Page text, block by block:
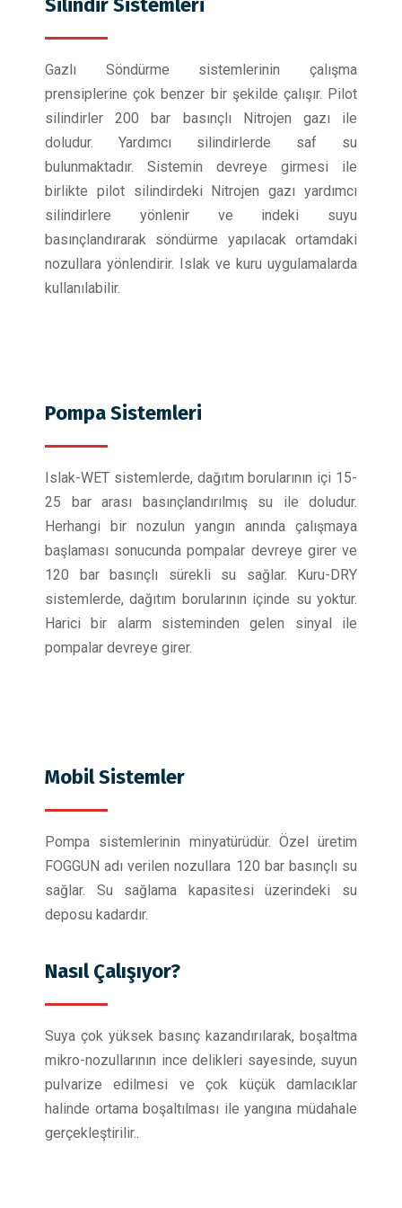
Gazlı Söndürme sistemlerinin çalışma
prensiplerine çok benzer bir şekilde çalışır. Pilot
silindirler 200 bar basınçlı Nitrojen gazı ile
doludur. Yardımcı silindirlerde saf su
bulunmaktadır. Sistemin devreye girmesi ile
birlikte pilot silindirdeki Nitrojen gazı yardımcı
silindirlere yönlenir ve indeki suyu
basınçlandırarak söndürme yapılacak ortamdaki
nozullara yönlendirir. Islak ve kuru uygulamalarda
kullanılabilir.
Pompa Sistemleri
Islak-WET sistemlerde, dağıtım borularının içi 15-
25 bar arası basınçlandırılmış su ile doludur.
Herhangi bir nozulun yangın anında çalışmaya
başlaması sonucunda pompalar devreye girer ve
120 bar basınçlı sürekli su sağlar. Kuru-DRY
sistemlerde, dağıtım borularının içinde su yoktur.
Harici bir alarm sisteminden gelen sinyal ile
pompalar devreye girer.
Mobil Sistemler
Pompa sistemlerinin minyatürüdür. Özel üretim
FOGGUN adı verilen nozullara 120 bar basınçlı su
sağlar. Su sağlama kapasitesi üzerindeki su
deposu kadardır.
Nasıl Çalışıyor?
Suya çok yüksek basınç kazandırılarak, boşaltma
mikro-nozullarının ince delikleri sayesinde, suyun
pulvarize edilmesi ve çok küçük damlacıklar
halinde ortama boşaltılması ile yangına müdahale
gerçekleştirilir..